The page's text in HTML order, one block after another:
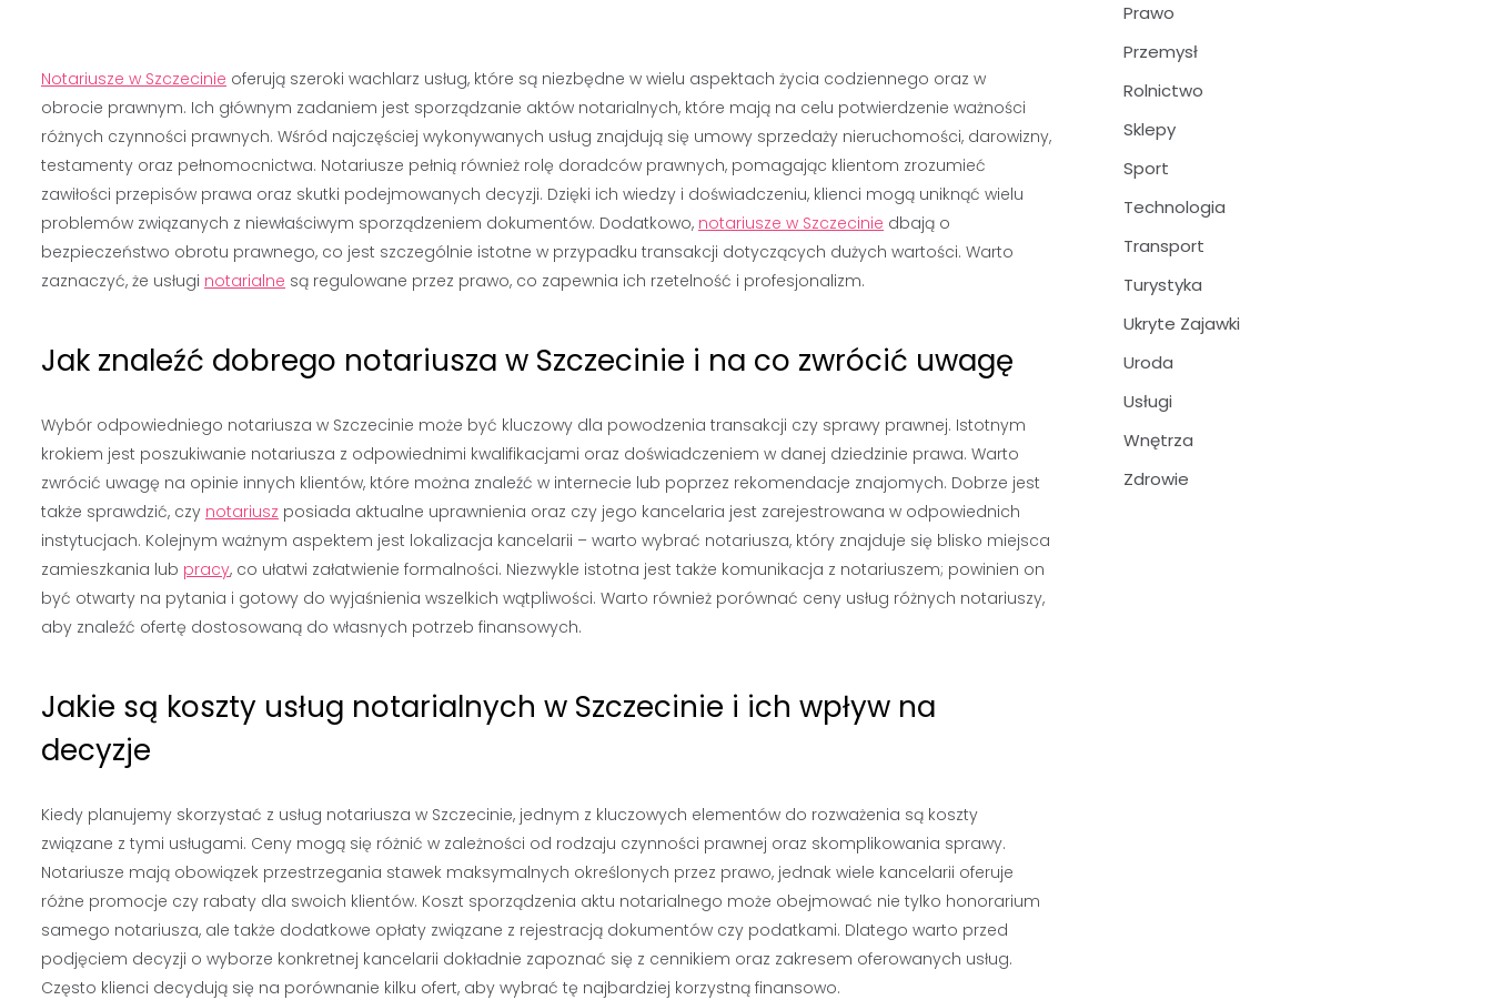
Notariusze w Szczecinie oferują szeroki wachlarz usług, które są niezbędne w wielu aspektach życia codziennego oraz w
obrocie prawnym. Ich głównym zadaniem jest sporządzanie aktów notarialnych, które mają na celu potwierdzenie ważności
różnych czynności prawnych. Wśród najczęściej wykonywanych usług znajdują się umowy sprzedaży nieruchomości, darowizny,
testamenty oraz pełnomocnictwa. Notariusze pełnią również rolę doradców prawnych, pomagając klientom zrozumieć
zawiłości przepisów prawa oraz skutki podejmowanych decyzji. Dzięki ich wiedzy i doświadczeniu, klienci mogą uniknąć wielu
problemów związanych z niewłaściwym sporządzeniem dokumentów. Dodatkowo, notariusze w Szczecinie dbają o
bezpieczeństwo obrotu prawnego, co jest szczególnie istotne w przypadku transakcji dotyczących dużych wartości. Warto
zaznaczyć, że usługi notarialne są regulowane przez prawo, co zapewnia ich rzetelność i profesjonalizm.
Jak znaleźć dobrego notariusza w Szczecinie i na co zwrócić uwagę
Wybór odpowiedniego notariusza w Szczecinie może być kluczowy dla powodzenia transakcji czy sprawy prawnej. Istotnym
krokiem jest poszukiwanie notariusza z odpowiednimi kwalifikacjami oraz doświadczeniem w danej dziedzinie prawa. Warto
zwrócić uwagę na opinie innych klientów, które można znaleźć w internecie lub poprzez rekomendacje znajomych. Dobrze jest
także sprawdzić, czy notariusz posiada aktualne uprawnienia oraz czy jego kancelaria jest zarejestrowana w odpowiednich
instytucjach. Kolejnym ważnym aspektem jest lokalizacja kancelarii – warto wybrać notariusza, który znajduje się blisko miejsca
zamieszkania lub pracy, co ułatwi załatwienie formalności. Niezwykle istotna jest także komunikacja z notariuszem; powinien on
być otwarty na pytania i gotowy do wyjaśnienia wszelkich wątpliwości. Warto również porównać ceny usług różnych notariuszy,
aby znaleźć ofertę dostosowaną do własnych potrzeb finansowych.
Jakie są koszty usług notarialnych w Szczecinie i ich wpływ na
decyzje
Kiedy planujemy skorzystać z usług notariusza w Szczecinie, jednym z kluczowych elementów do rozważenia są koszty
związane z tymi usługami. Ceny mogą się różnić w zależności od rodzaju czynności prawnej oraz skomplikowania sprawy.
Notariusze mają obowiązek przestrzegania stawek maksymalnych określonych przez prawo, jednak wiele kancelarii oferuje
różne promocje czy rabaty dla swoich klientów. Koszt sporządzenia aktu notarialnego może obejmować nie tylko honorarium
samego notariusza, ale także dodatkowe opłaty związane z rejestracją dokumentów czy podatkami. Dlatego warto przed
podjęciem decyzji o wyborze konkretnej kancelarii dokładnie zapoznać się z cennikiem oraz zakresem oferowanych usług.
Często klienci decydują się na porównanie kilku ofert, aby wybrać tę najbardziej korzystną finansowo.
Prawo
Przemysł
Rolnictwo
Sklepy
Sport
Technologia
Transport
Turystyka
Ukryte Zajawki
Uroda
Usługi
Wnętrza
Zdrowie